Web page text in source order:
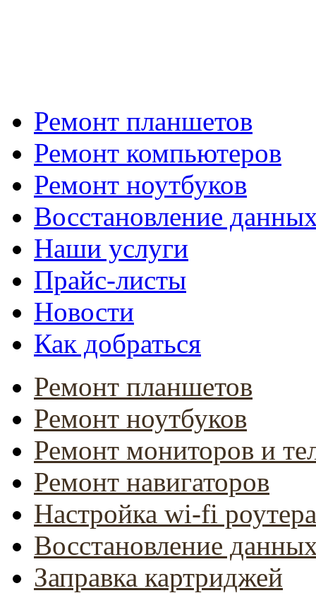
Ремонт планшетов
Ремонт компьютеров
Ремонт ноутбуков
Восстановление
Наши услуги
Прайс-листы
Новости
Как добраться
Ремонт планшетов
Ремонт ноутбуков
Ремонт мониторов и
Ремонт навигаторов
Настройка wi-fi роутера
Восстановление
Заправка картриджей